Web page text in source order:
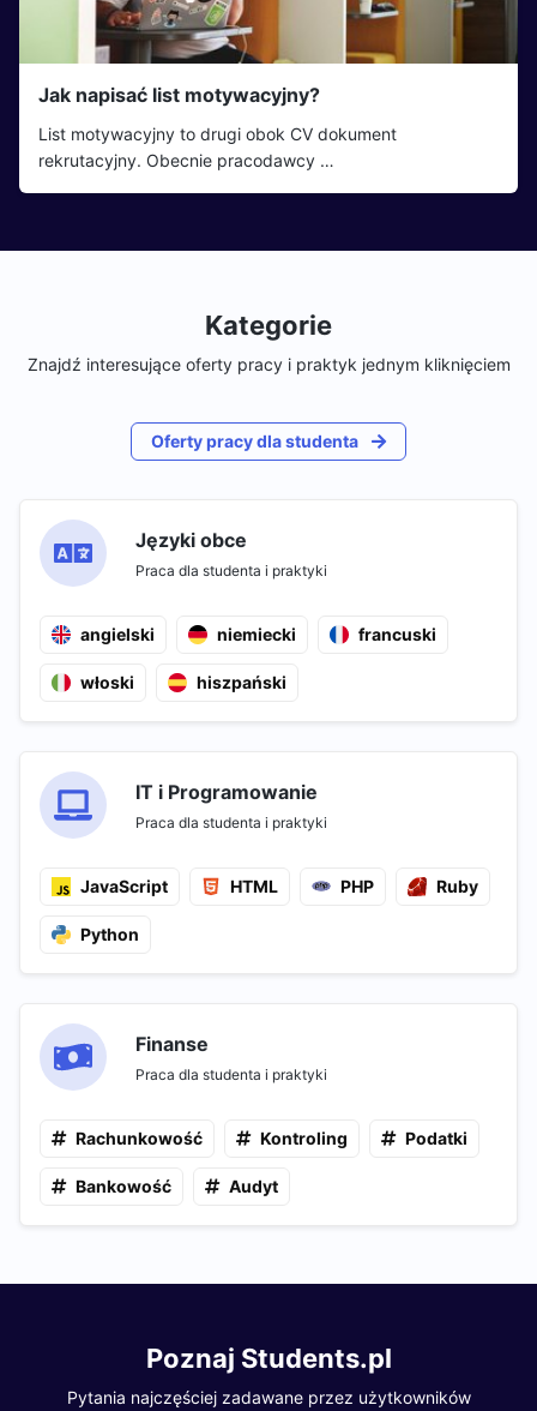
Jak napisać list motywacyjny?
List motywacyjny to drugi obok CV dokument
rekrutacyjny. Obecnie pracodawcy …
Kategorie
Znajdź interesujące oferty pracy i praktyk jednym kliknięciem
Oferty pracy dla studenta
Języki obce
Praca dla studenta i praktyki
angielski niemiecki francuski
włoski hiszpański
IT i Programowanie
Praca dla studenta i praktyki
JavaScript HTML PHP Ruby
Python
Finanse
Praca dla studenta i praktyki
Rachunkowość Kontroling Podatki
Bankowość Audyt
Poznaj Students.pl
Pytania najczęściej zadawane przez użytkowników